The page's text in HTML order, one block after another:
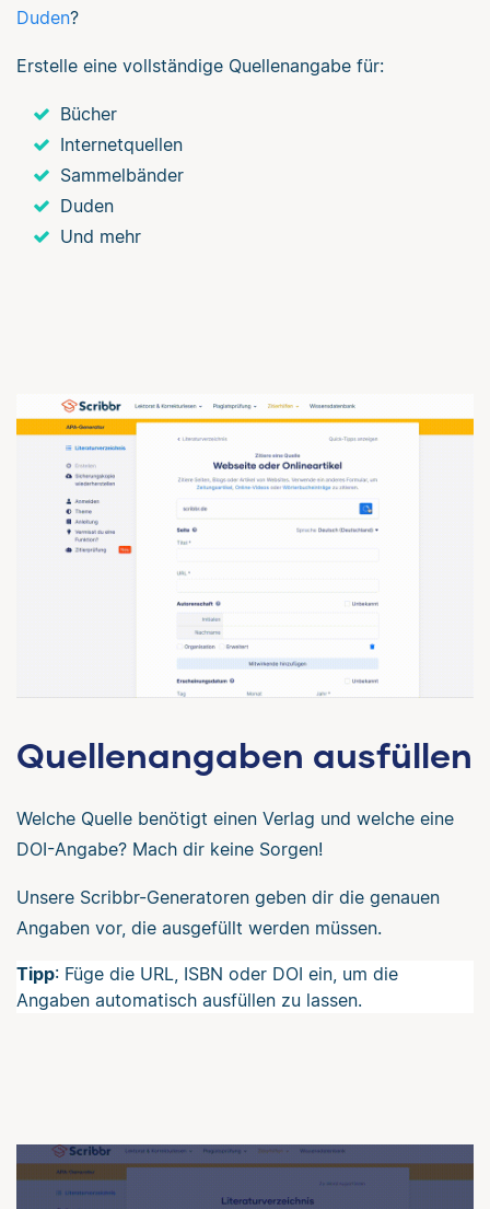
Duden?
Erstelle eine vollständige Quellenangabe für:
Bücher
Internetquellen
Sammelbänder
Duden
Und mehr
Quellenangaben ausfüllen
Welche Quelle benötigt einen Verlag und welche eine
DOI-Angabe? Mach dir keine Sorgen!
Unsere Scribbr-Generatoren geben dir die genauen
Angaben vor, die ausgefüllt werden müssen.
Tipp: Füge die URL, ISBN oder DOI ein, um die
Angaben automatisch ausfüllen zu lassen.